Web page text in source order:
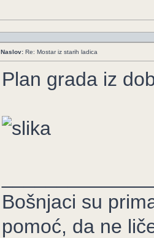
Naslov: Re: Mostar iz starih ladica
Plan grada iz
Bošnjaci su
pomoć, da ne